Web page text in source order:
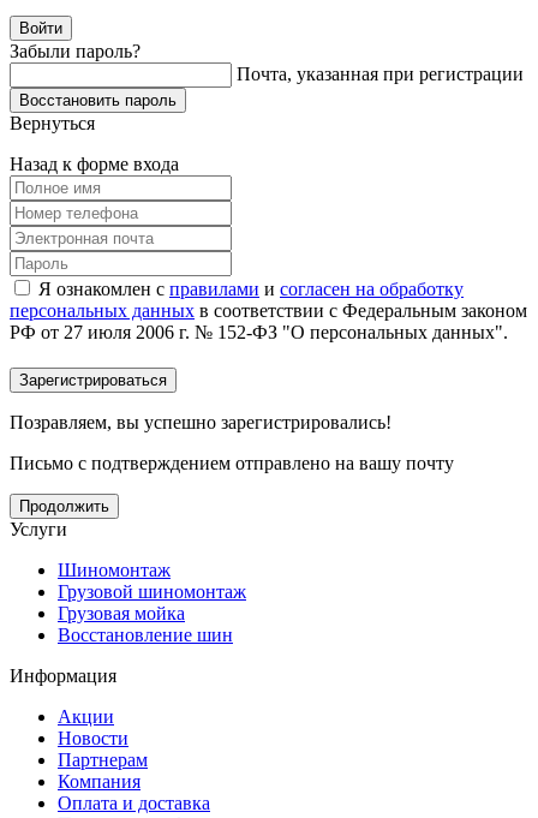
Забыли пароль?
Почта, указанная при регистрации
Вернуться
Назад к форме входа
Я ознакомлен с правилами и согласен на обработку
персональных данных в соответствии с Федеральным законом
РФ от 27 июля 2006 г. № 152-ФЗ "О персональных данных".
Позравляем, вы успешно зарегистрировались!
Письмо с подтверждением отправлено на вашу почту
Продолжить
Услуги
Шиномонтаж
Грузовой шиномонтаж
Грузовая мойка
Восстановление шин
Информация
Акции
Новости
Партнерам
Компания
Оплата и доставка